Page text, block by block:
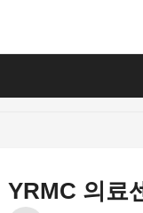
YRMC 의료